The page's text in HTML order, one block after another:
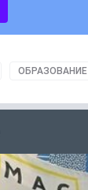
ОБРАЗОВАНИЕ